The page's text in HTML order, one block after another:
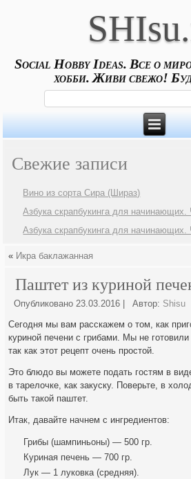
Social Hobby Ideas. Все о
хобби. Живи свежо!
Свежие записи
Вино из сорта Сира (Шираз)
Азбука скрапбукинга для начинающих.
Азбука скрапбукинга для начинающих.
« Икра баклажанная
Паштет из куриной
Опубликовано 23.03.2016 Автор: Shisu
Сегодня мы вам расскажем о том, как
куриной печени с грибами. Мы не
так как этот рецепт очень простой.
Это блюдо вы можете подать гостям в
в тарелочке, как закуску. Поверьте, в
быть такой паштет.
Итак, давайте начнем с ингредиентов:
Грибы (шампиньоны) — 500 гр.
Куриная печень — 700 гр.
Лук — 1 луковка (средняя).